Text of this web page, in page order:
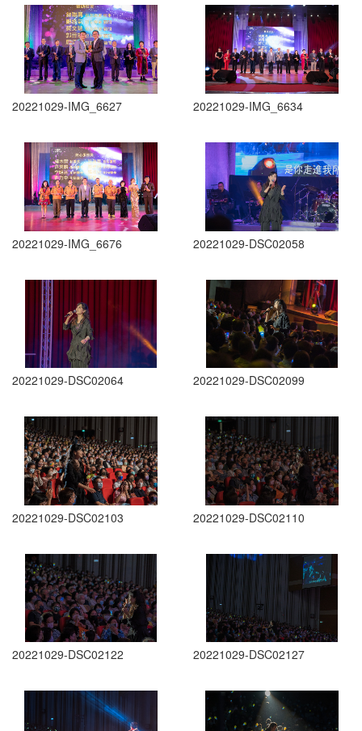
20221029-IMG_6627 20221029-IMG_6634
20221029-IMG_6676 20221029-DSC02058
20221029-DSC02064 20221029-DSC02099
20221029-DSC02103 20221029-DSC02110
20221029-DSC02122 20221029-DSC02127